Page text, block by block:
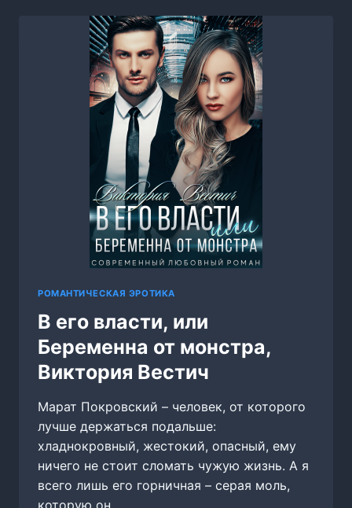
САЛАХ
РОМАНТИЧЕСКАЯ ЭРОТИКА
В его власти, или
Беременна от монстра,
Виктория Вестич
Марат Покровский – человек, от которого
лучше держаться подальше:
хладнокровный, жестокий, опасный, ему
ничего не стоит сломать чужую жизнь. А я
всего лишь его горничная – серая моль,
которую он…